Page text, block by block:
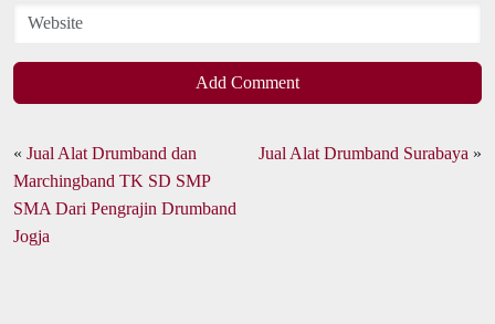
Add Comment
« Jual Alat Drumband dan
Marchingband TK SD SMP
SMA Dari Pengrajin Drumband
Jogja
Jual Alat Drumband Surabaya »